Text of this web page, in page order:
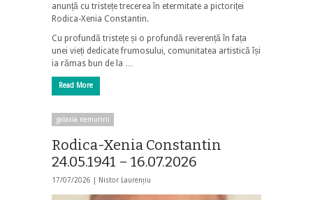
anunță cu tristețe trecerea în etermitate a pictoriței
Rodica-Xenia Constantin.
Cu profundă tristețe și o profundă reverență în fața
unei vieți dedicate frumosului, comunitatea artistică își
ia rămas bun de la …
Read More
galaxia nemuririi
Rodica-Xenia Constantin
24.05.1941 – 16.07.2026
17/07/2026 | Nistor Laurențiu